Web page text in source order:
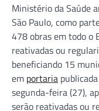
Ministério da Saúde
São Paulo, como
478 obras em todo o
reativadas ou
beneficiando 15
em portaria
segunda-feira (27),
serão reativadas ou